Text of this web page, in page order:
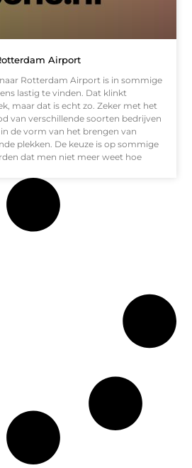
Airport
Rotterdam Airport is in sommige
lastig te vinden. Dat klinkt
maar dat is echt zo. Zeker met het
van verschillende soorten bedrijven
de vorm van het brengen van
plekken. De keuze is op sommige
dat men niet meer weet hoe